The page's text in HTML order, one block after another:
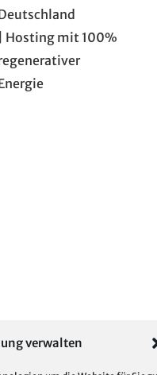
verwalten
| Hosting mit 100%